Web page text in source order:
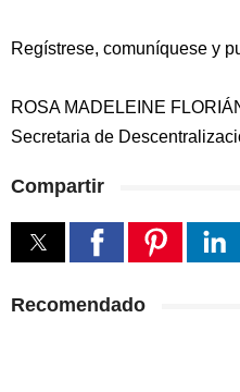
Regístrese, comuníquese y
ROSA MADELEINE
Secretaria de
Compartir
Recomendado